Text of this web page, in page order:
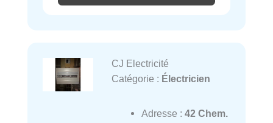
CJ Electricité
Catégorie : Électricien
Adresse : 42 Chem.